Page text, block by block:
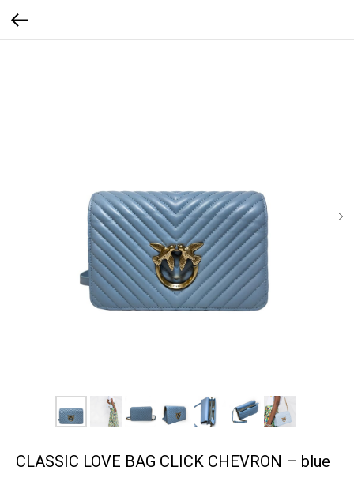
CLASSIC LOVE BAG CLICK CHEVRON – blue